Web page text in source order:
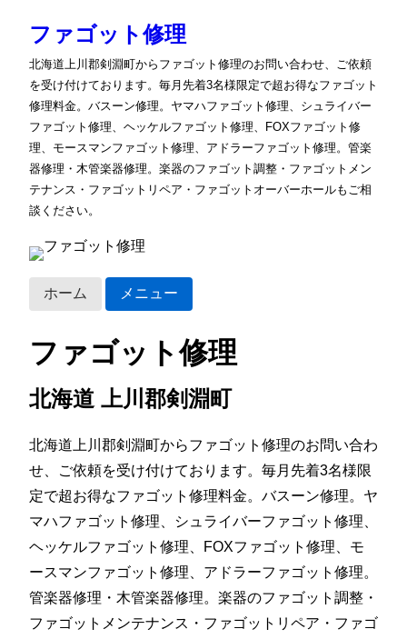
ファゴット修理
北海道上川郡剣淵町からファゴット修理のお問い合わせ、ご依頼
を受け付けております。毎月先着3名様限定で超お得なファゴット
修理料金。バスーン修理。ヤマハファゴット修理、シュライバー
ファゴット修理、ヘッケルファゴット修理、FOXファゴット修
理、モースマンファゴット修理、アドラーファゴット修理。管楽
器修理・木管楽器修理。楽器のファゴット調整・ファゴットメン
テナンス・ファゴットリペア・ファゴットオーバーホールもご相
談ください。
ホーム メニュー
ファゴット修理
北海道 上川郡剣淵町
北海道上川郡剣淵町からファゴット修理のお問い合わ
せ、ご依頼を受け付けております。毎月先着3名様限
定で超お得なファゴット修理料金。バスーン修理。ヤ
マハファゴット修理、シュライバーファゴット修理、
ヘッケルファゴット修理、FOXファゴット修理、モ
ースマンファゴット修理、アドラーファゴット修理。
管楽器修理・木管楽器修理。楽器のファゴット調整・
ファゴットメンテナンス・ファゴットリペア・ファゴ